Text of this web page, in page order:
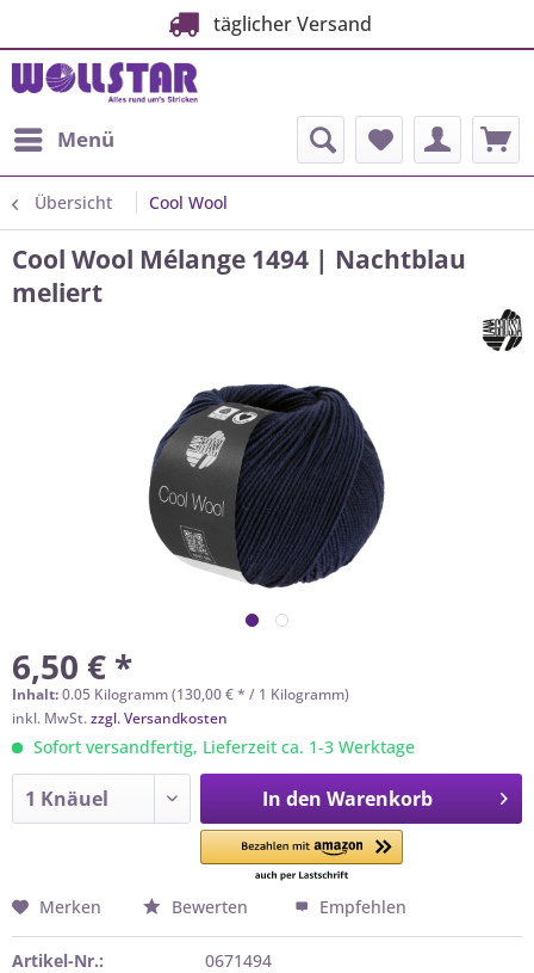
täglicher Versand
Menü
Übersicht Cool Wool
Cool Wool Mélange 1494 | Nachtblau
meliert
6,50 € *
Inhalt:0.05 Kilogramm (130,00 € * / 1 Kilogramm)
inkl. MwSt.zzgl. Versandkosten
Sofort versandfertig, Lieferzeit ca. 1-3 Werktage
In den Warenkorb
Merken Bewerten Empfehlen
Artikel-Nr.:
0671494